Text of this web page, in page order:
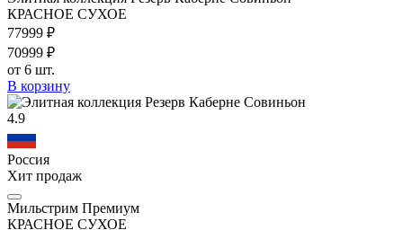
КРАСНОЕ СУХОЕ
77999 ₽
70999 ₽
от 6 шт.
В корзину
4.9
Россия
Хит продаж
Мильстрим Премиум
КРАСНОЕ СУХОЕ